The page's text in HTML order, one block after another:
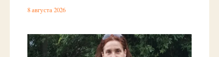
8 августа 2026